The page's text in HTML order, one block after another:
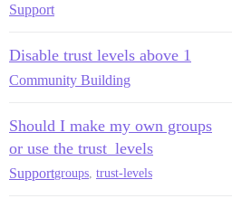
Support
Disable trust levels above 1
Community Building
Should I make my own groups
or use the trust_levels
Supportgroups, trust-levels